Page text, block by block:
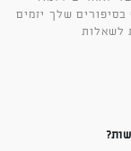
שלך יזמים
לשאלות